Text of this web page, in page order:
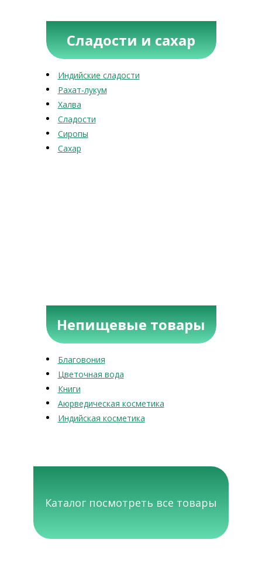
Сладости и сахар
Индийские сладости
Рахат-лукум
Халва
Сладости
Сиропы
Сахар
Непищевые товары
Благовония
Цветочная вода
Книги
Аюрведическая косметика
Индийская косметика
Каталог посмотреть все товары